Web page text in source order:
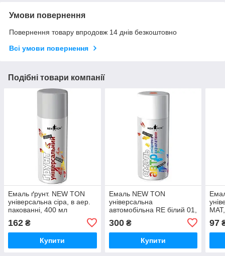
Умови повернення
Повернення товару впродовж 14 днів безкоштовно
Всі умови повернення
Подібні товари компанії
Емаль ґрунт. NEW TON
універсальна сіра, в аер.
пакованні, 400 мл
162 ₴
Купити
Емаль NEW TON
універсальна
автомобільна RE білий 01,
300₴
Купити
97